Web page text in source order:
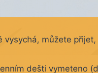
vysychá, můžete
dešti vymeteno